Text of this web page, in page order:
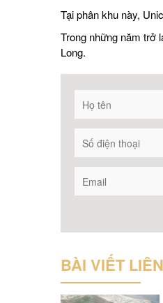
Tại phân khu này,
Trong những năm trở
Long.
BÀI VIẾT